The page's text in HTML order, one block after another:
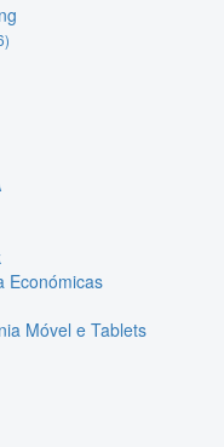
Económicas
Móvel e Tablets